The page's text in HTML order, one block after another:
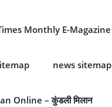
Monthly E-Magazine
news sitemap
Online – कुंडली मिलान